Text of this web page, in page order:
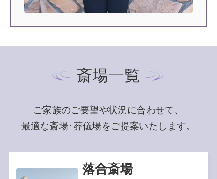
斎場一覧
ご家族のご要望や状況に合わせて、
最適な斎場･葬儀場をご提案いたします。
落合斎場